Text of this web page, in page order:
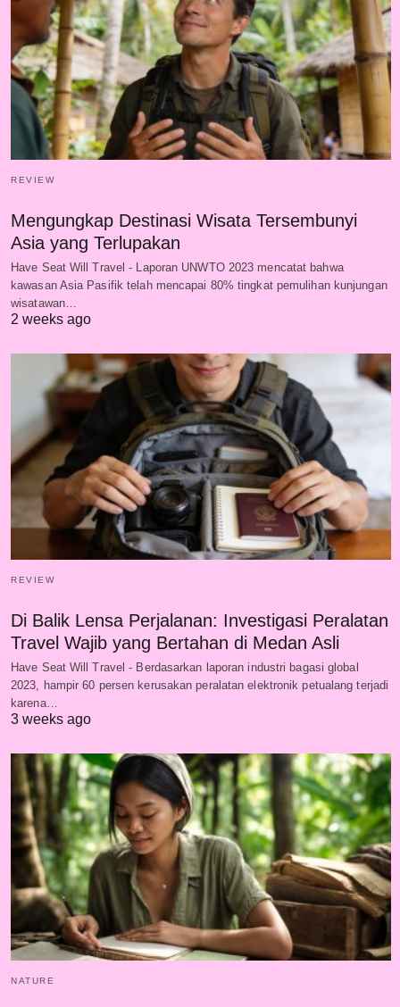
REVIEW
Mengungkap Destinasi Wisata Tersembunyi
Asia yang Terlupakan
Have Seat Will Travel - Laporan UNWTO 2023 mencatat bahwa
kawasan Asia Pasifik telah mencapai 80% tingkat pemulihan kunjungan
wisatawan…
2 weeks ago
REVIEW
Di Balik Lensa Perjalanan: Investigasi Peralatan
Travel Wajib yang Bertahan di Medan Asli
Have Seat Will Travel - Berdasarkan laporan industri bagasi global
2023, hampir 60 persen kerusakan peralatan elektronik petualang terjadi
karena…
3 weeks ago
NATURE